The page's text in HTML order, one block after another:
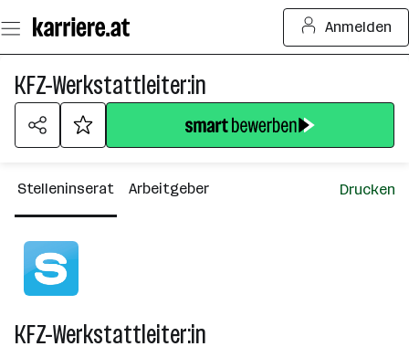
Seiteninhalt
springen
Anmelden
KFZ-Werkstattleiter:in
Stelleninserat Arbeitgeber Drucken
KFZ-Werkstattleiter:in